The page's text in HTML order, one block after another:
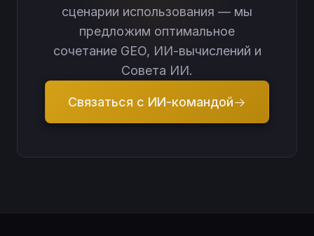
сценарии использования — мы
предложим оптимальное
сочетание GEO, ИИ-вычислений и
Совета ИИ.
Связаться с ИИ-командой